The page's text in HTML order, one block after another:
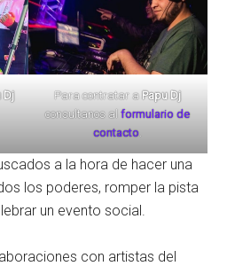
Dj
Para contratar aPapu Dj
consultanos alformulario de
contacto
a la hora de hacer una
los poderes, romper la pista
un evento social.
con artistas del